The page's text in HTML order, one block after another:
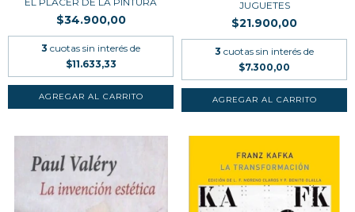
$34.900,00
3 cuotas sin interés de
$11.633,33
JUGUETES
$21.900,00
3 cuotas sin interés de
$7.300,00